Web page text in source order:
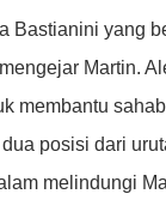
Bastianini yang
Martin.
membantu
posisi dari
melindungi